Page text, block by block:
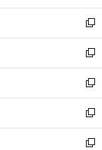
開
く
ウ
で
開
く
ン
ド
ウ
で
開
く
ウ
ィ
ン
ド
ウ
で
開
く
新
し
い
ウ
ィ
ン
ド
ウ
で
新
し
い
ウ
ィ
ン
ド
新
し
い
ウ
ィ
新
し
い
新